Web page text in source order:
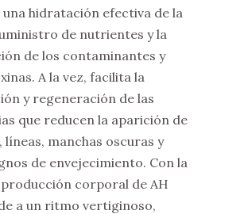
hidratación efectiva de la
de nutrientes y la
de los contaminantes y
A la vez, facilita la
y regeneración de las
que reducen la aparición de
líneas, manchas oscuras y
de envejecimiento. Con la
producción corporal de AH
a un ritmo vertiginoso,